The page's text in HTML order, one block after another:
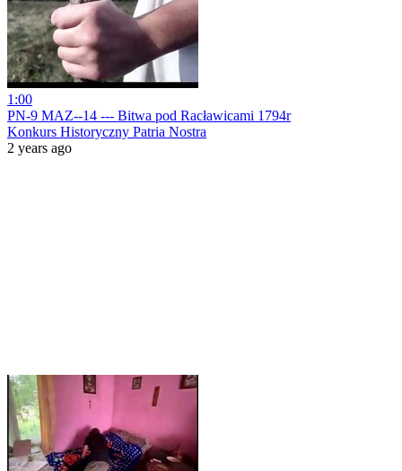
1:00
PN-9 MAZ--14 --- Bitwa pod Racławicami 1794r
Konkurs Historyczny Patria Nostra
2 years ago